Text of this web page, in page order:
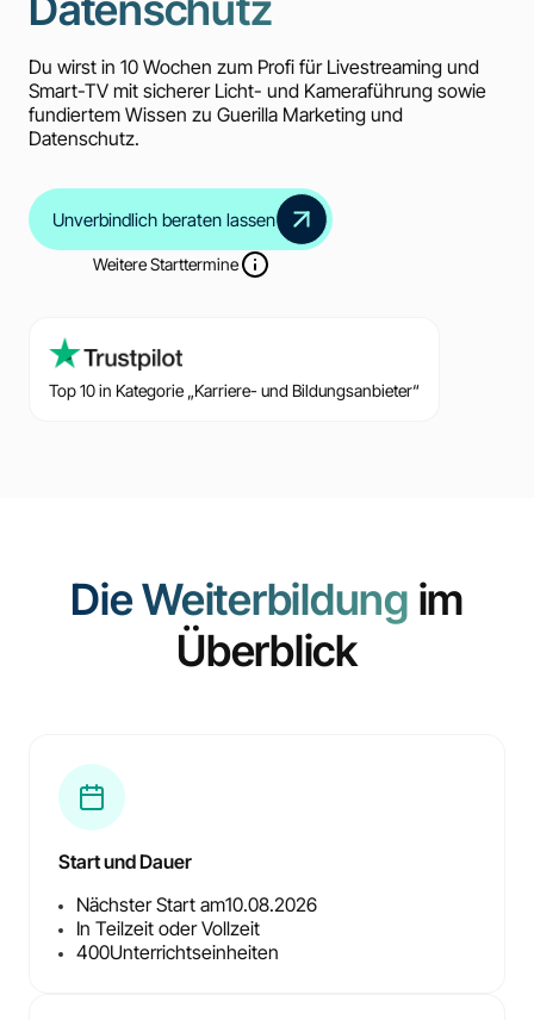
Du wirst in 10 Wochen zum Profi für Livestreaming und
Smart-TV mit sicherer Licht- und Kameraführung sowie
fundiertem Wissen zu Guerilla Marketing und
Datenschutz.
Unverbindlich beraten lassen
Weitere Starttermine
Top 10 in Kategorie „Karriere- und Bildungsanbieter“
Die Weiterbildung im
Überblick
Start und Dauer
Nächster Start am10.08.2026
In Teilzeit oder Vollzeit
400Unterrichtseinheiten